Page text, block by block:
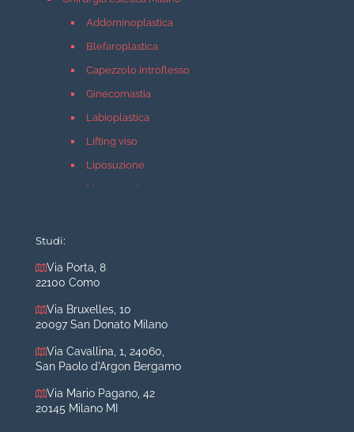
Addominoplastica
Blefaroplastica
Capezzolo introflesso
Ginecomastia
Labioplastica
Lifting viso
Liposuzione
Mastopessi
Rinoplastica
Medicina estetica Milano
Acido ialuronico viso
Aumento labbra
Filler
Studi:
Via Porta, 8
22100 Como
Via Bruxelles, 10
20097 San Donato Milano
Via Cavallina, 1, 24060,
San Paolo d'Argon Bergamo
Via Mario Pagano, 42
20145 Milano MI